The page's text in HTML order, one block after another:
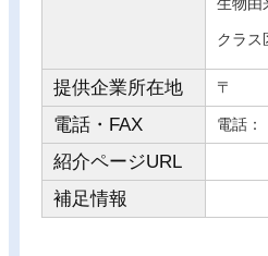
クラ
提供企業所在地 〒
電話・FAX 電
紹介ページURL
補足情報